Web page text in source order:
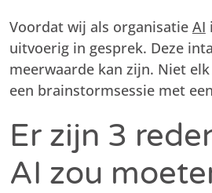
Voordat wij als organisatie AI
uitvoerig in gesprek. Deze
meerwaarde kan zijn. Niet
een brainstormsessie met
Er zijn 3
AI zou